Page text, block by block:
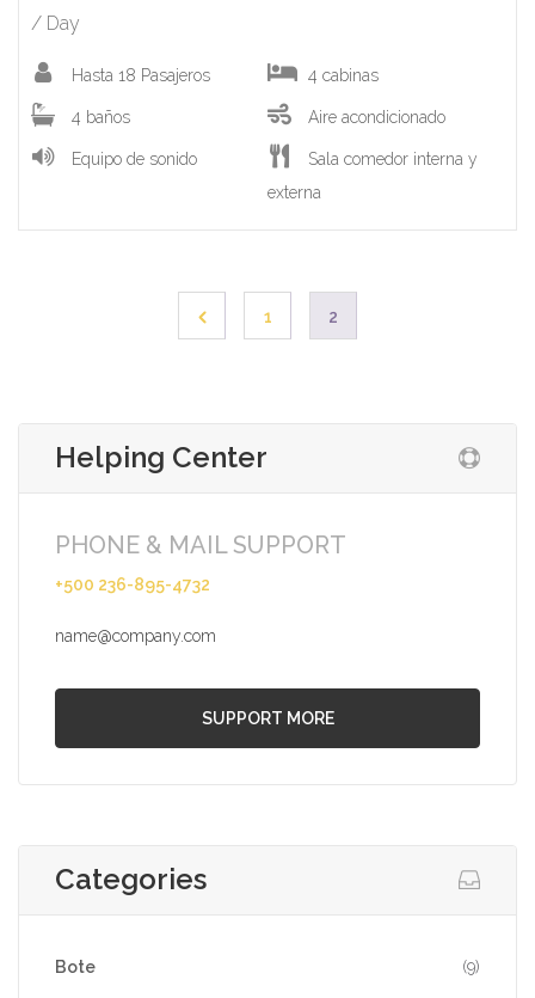
/ Day
Hasta 18 Pasajeros 4 cabinas
4 baños Aire acondicionado
Equipo de sonido
Sala comedor interna y
externa
1 2
Helping Center
PHONE & MAIL SUPPORT
+500 236-895-4732
name@company.com
SUPPORT MORE
Categories
Bote (9)